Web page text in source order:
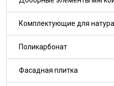
Комплектующие для
Поликарбонат
Фасадная плитка